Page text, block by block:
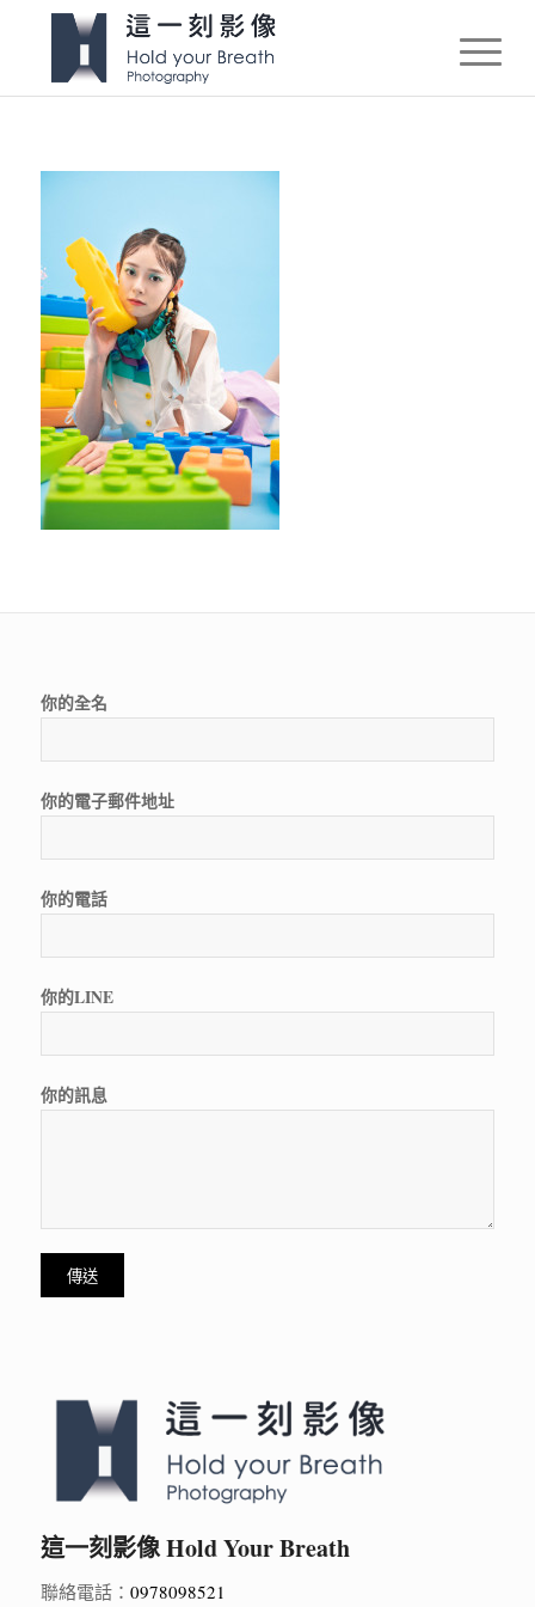
這一刻影像 Hold Your Breath
聯絡電話： 0978098521
你的全名
你的電子郵件地址
你的電話
你的LINE
你的訊息